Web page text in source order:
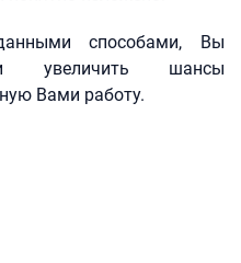
способами, Вы
увеличить шансы
Вами работу.